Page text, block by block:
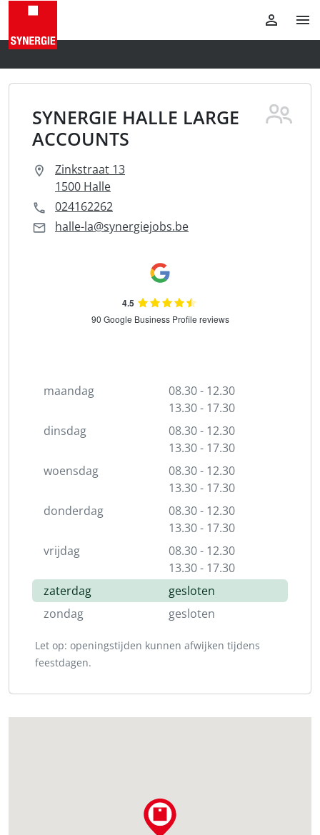
SYNERGIE HALLE LARGE
ACCOUNTS
Zinkstraat 13
1500 Halle
024162262
halle-la@synergiejobs.be
maandag
08.30 - 12.30
13.30 - 17.30
dinsdag
08.30 - 12.30
13.30 - 17.30
woensdag
08.30 - 12.30
13.30 - 17.30
donderdag
08.30 - 12.30
13.30 - 17.30
vrijdag
08.30 - 12.30
13.30 - 17.30
zaterdag
gesloten
zondag
gesloten
Let op: openingstijden kunnen afwijken tijdens
feestdagen.